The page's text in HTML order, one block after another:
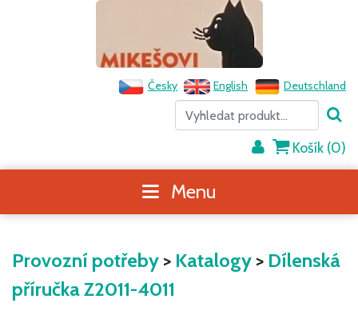
Česky English Deutschland
Košík (0)
Menu
Provozní potřeby > Katalogy > Dílenská
příručka Z2011-4011